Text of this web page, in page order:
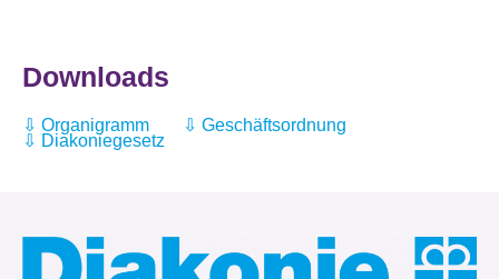
Downloads
Organigramm Geschäftsordnung
Diakoniegesetz